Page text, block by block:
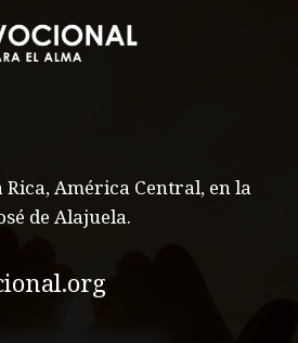
Rica, América Central, en la
de Alajuela.